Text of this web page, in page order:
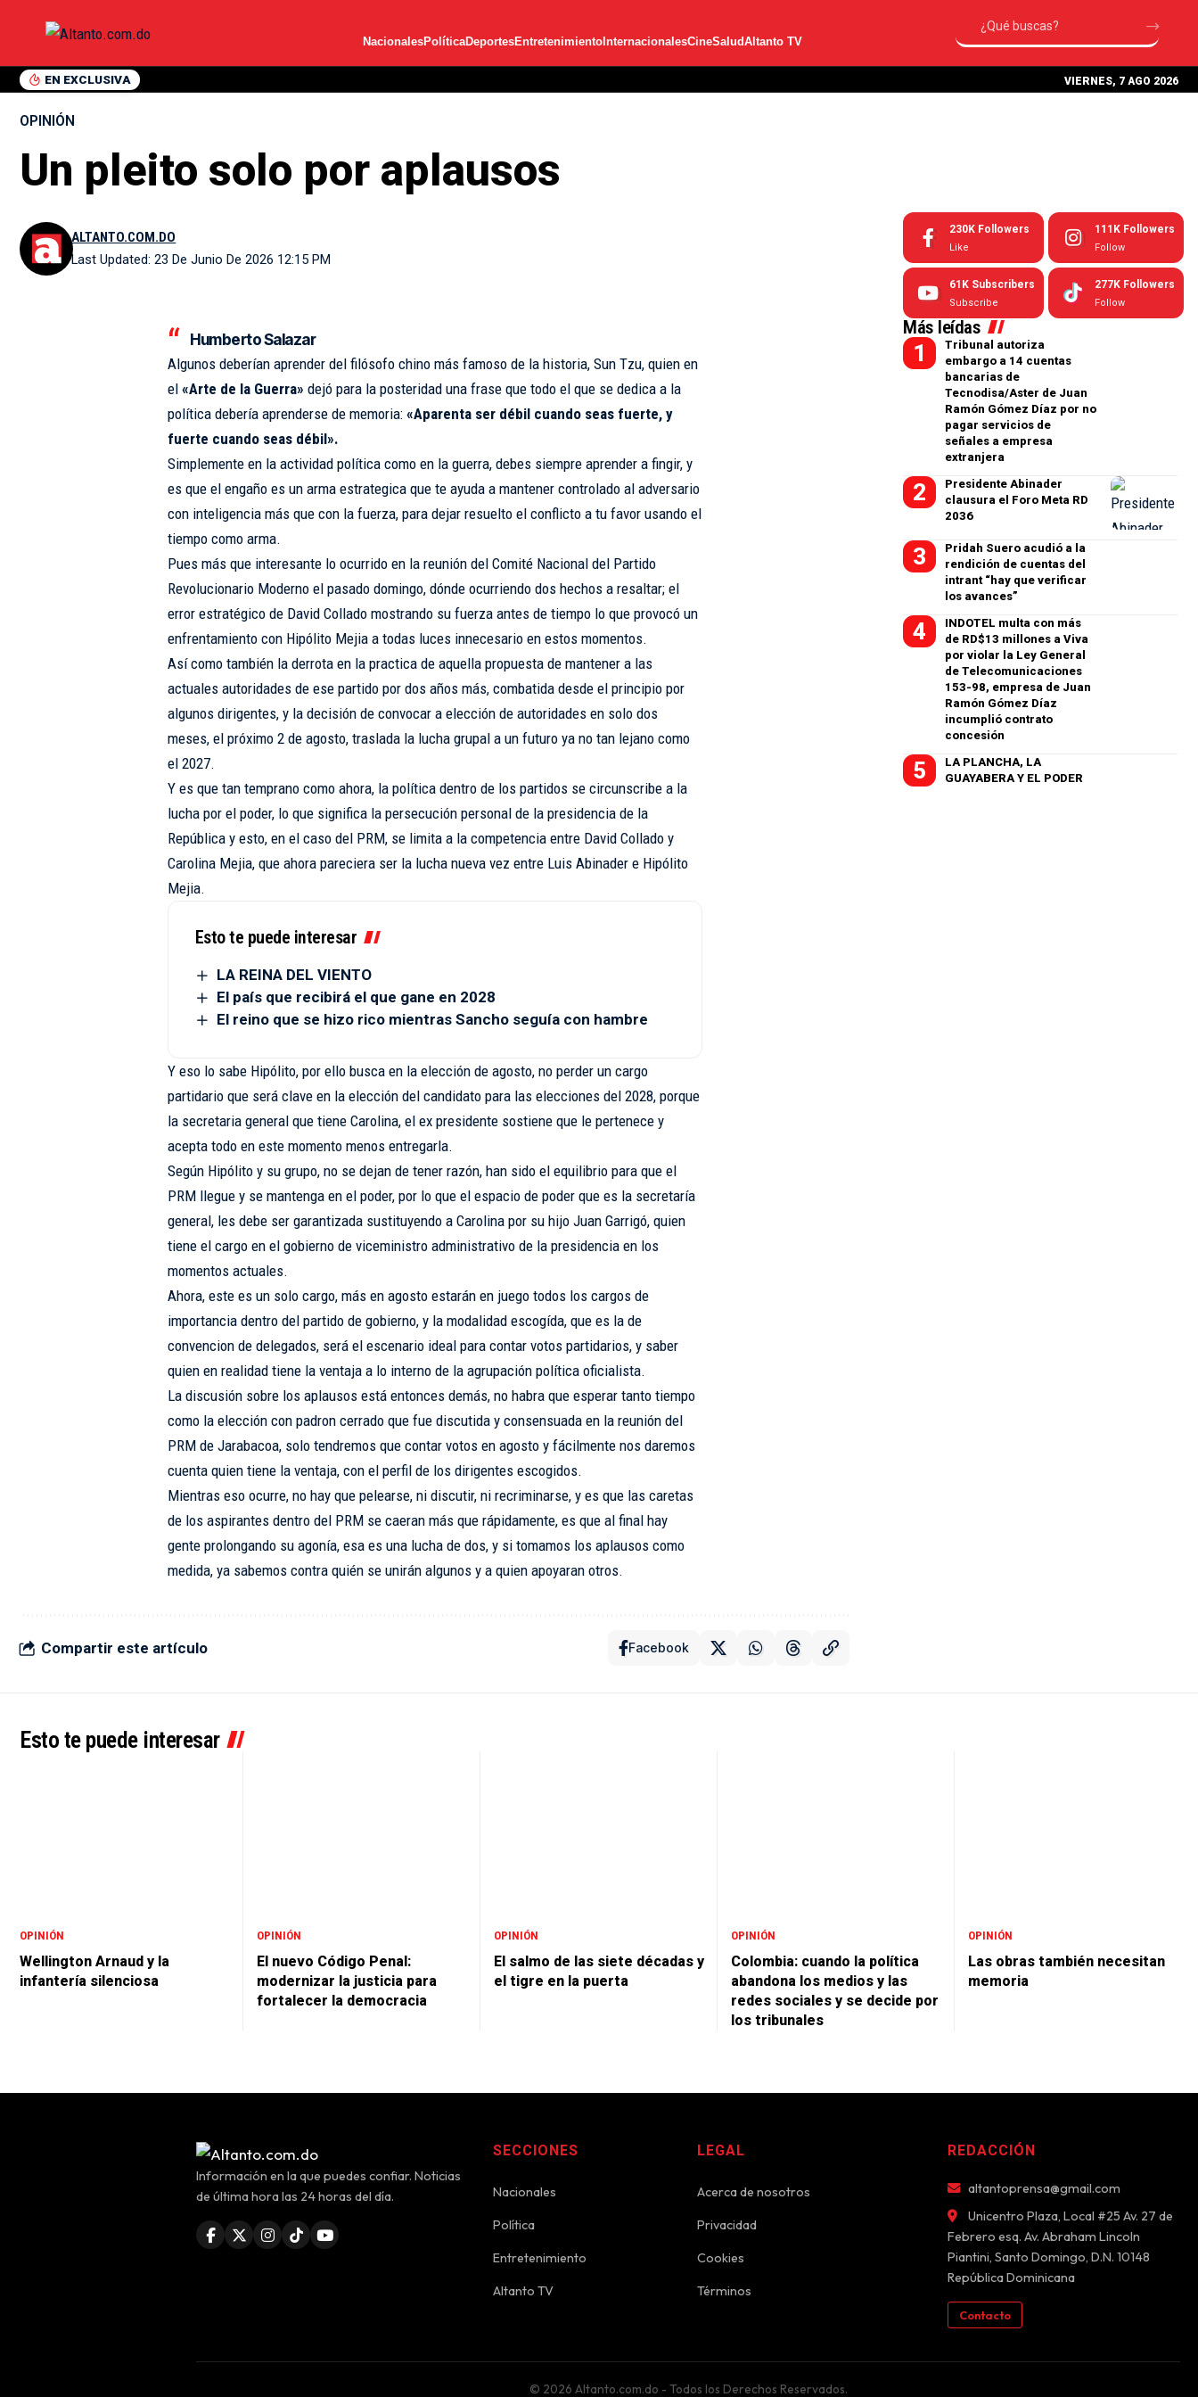
NacionalesPolíticaDeportesEntretenimiento InternacionalesCineSaludAltanto TV
EN EXCLUSIVA VIERNES, 7 AGO 2026
OPINIÓN
Un pleito solo por aplausos
Last Updated: 23 De Junio De 2026 12:15 PM
ALTANTO.COM.DO
Humberto Salazar
Algunos deberían aprender del filósofo chino más famoso de la historia, Sun Tzu, quien en
el «Arte de la Guerra» dejó para la posteridad una frase que todo el que se dedica a la
política debería aprenderse de memoria: «Aparenta ser débil cuando seas fuerte, y
fuerte cuando seas débil».
Simplemente en la actividad política como en la guerra, debes siempre aprender a fingir, y
es que el engaño es un arma estrategica que te ayuda a mantener controlado al adversario
con inteligencia más que con la fuerza, para dejar resuelto el conflicto a tu favor usando el
tiempo como arma.
Pues más que interesante lo ocurrido en la reunión del Comité Nacional del Partido
Revolucionario Moderno el pasado domingo, dónde ocurriendo dos hechos a resaltar; el
error estratégico de David Collado mostrando su fuerza antes de tiempo lo que provocó un
enfrentamiento con Hipólito Mejia a todas luces innecesario en estos momentos.
Así como también la derrota en la practica de aquella propuesta de mantener a las
actuales autoridades de ese partido por dos años más, combatida desde el principio por
algunos dirigentes, y la decisión de convocar a elección de autoridades en solo dos
meses, el próximo 2 de agosto, traslada la lucha grupal a un futuro ya no tan lejano como
el 2027.
Y es que tan temprano como ahora, la política dentro de los partidos se circunscribe a la
lucha por el poder, lo que significa la persecución personal de la presidencia de la
República y esto, en el caso del PRM, se limita a la competencia entre David Collado y
Carolina Mejia, que ahora pareciera ser la lucha nueva vez entre Luis Abinader e Hipólito
Mejia.
Esto te puede interesar
LA REINA DEL VIENTO
El país que recibirá el que gane en 2028
El reino que se hizo rico mientras Sancho seguía con hambre
Y eso lo sabe Hipólito, por ello busca en la elección de agosto, no perder un cargo
partidario que será clave en la elección del candidato para las elecciones del 2028, porque
la secretaria general que tiene Carolina, el ex presidente sostiene que le pertenece y
acepta todo en este momento menos entregarla.
Según Hipólito y su grupo, no se dejan de tener razón, han sido el equilibrio para que el
PRM llegue y se mantenga en el poder, por lo que el espacio de poder que es la secretaría
general, les debe ser garantizada sustituyendo a Carolina por su hijo Juan Garrigó, quien
tiene el cargo en el gobierno de viceministro administrativo de la presidencia en los
momentos actuales.
Ahora, este es un solo cargo, más en agosto estarán en juego todos los cargos de
importancia dentro del partido de gobierno, y la modalidad escogída, que es la de
convencion de delegados, será el escenario ideal para contar votos partidarios, y saber
quien en realidad tiene la ventaja a lo interno de la agrupación política oficialista.
La discusión sobre los aplausos está entonces demás, no habra que esperar tanto tiempo
como la elección con padron cerrado que fue discutida y consensuada en la reunión del
PRM de Jarabacoa, solo tendremos que contar votos en agosto y fácilmente nos daremos
cuenta quien tiene la ventaja, con el perfil de los dirigentes escogidos.
Mientras eso ocurre, no hay que pelearse, ni discutir, ni recriminarse, y es que las caretas
de los aspirantes dentro del PRM se caeran más que rápidamente, es que al final hay
gente prolongando su agonía, esa es una lucha de dos, y si tomamos los aplausos como
medida, ya sabemos contra quién se unirán algunos y a quien apoyaran otros.
Compartir este artículo Facebook
230K Followers
Like
111K Followers
Follow
61K Subscribers
Subscribe
277K Followers
Follow
Más leídas
Tribunal autoriza
embargo a 14 cuentas
bancarias de
Tecnodisa/Aster de Juan
Ramón Gómez Díaz por no
pagar servicios de
señales a empresa
extranjera
Presidente Abinader
clausura el Foro Meta RD
2036
Pridah Suero acudió a la
rendición de cuentas del
intrant “hay que verificar
los avances”
INDOTEL multa con más
de RD$13 millones a Viva
por violar la Ley General
de Telecomunicaciones
153-98, empresa de Juan
Ramón Gómez Díaz
incumplió contrato
concesión
LA PLANCHA, LA
GUAYABERA Y EL PODER
Esto te puede interesar
OPINIÓN
Wellington Arnaud y la
infantería silenciosa
OPINIÓN
El nuevo Código Penal:
modernizar la justicia para
fortalecer la democracia
OPINIÓN
El salmo de las siete décadas y
el tigre en la puerta
OPINIÓN
Colombia: cuando la política
abandona los medios y las
redes sociales y se decide por
los tribunales
OPINIÓN
Las obras también necesitan
memoria
Información en la que puedes confiar. Noticias
de última hora las 24 horas del día.
SECCIONES
Nacionales
Política
Entretenimiento
Altanto TV
LEGAL
Acerca de nosotros
Privacidad
Cookies
Términos
REDACCIÓN
altantoprensa@gmail.com
Unicentro Plaza, Local #25 Av. 27 de
Febrero esq. Av. Abraham Lincoln
Piantini, Santo Domingo, D.N. 10148
República Dominicana
Contacto
© 2026 Altanto.com.do - Todos los Derechos Reservados.